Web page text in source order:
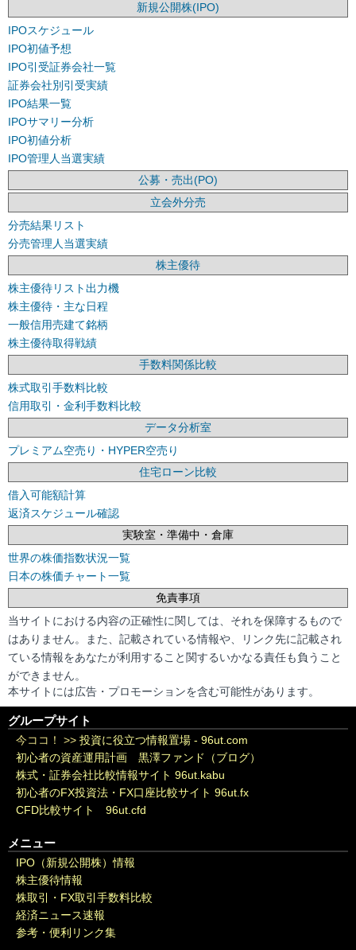
新規公開株(IPO)
IPOスケジュール
IPO初値予想
IPO引受証券会社一覧
証券会社別引受実績
IPO結果一覧
IPOサマリー分析
IPO初値分析
IPO管理人当選実績
公募・売出(PO)
立会外分売
分売結果リスト
分売管理人当選実績
株主優待
株主優待リスト出力機
株主優待・主な日程
一般信用売建て銘柄
株主優待取得戦績
手数料関係比較
株式取引手数料比較
信用取引・金利手数料比較
データ分析室
プレミアム空売り・HYPER空売り
住宅ローン比較
借入可能額計算
返済スケジュール確認
実験室・準備中・倉庫
世界の株価指数状況一覧
日本の株価チャート一覧
免責事項
当サイトにおける内容の正確性に関しては、それを保障するもので
はありません。また、記載されている情報や、リンク先に記載され
ている情報をあなたが利用すること関するいかなる責任も負うこと
ができません。
本サイトには広告・プロモーションを含む可能性があります。
グループサイト
今ココ！ >> 投資に役立つ情報置場 - 96ut.com
初心者の資産運用計画 黒澤ファンド（ブログ）
株式・証券会社比較情報サイト 96ut.kabu
初心者のFX投資法・FX口座比較サイト 96ut.fx
CFD比較サイト 96ut.cfd
メニュー
IPO（新規公開株）情報
株主優待情報
株取引・FX取引手数料比較
経済ニュース速報
参考・便利リンク集